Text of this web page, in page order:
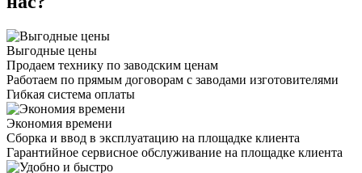
Выгодные цены
Продаем технику по заводским ценам
Работаем по прямым договорам с заводами изготовителями
Гибкая система оплаты
Экономия времени
Сборка и ввод в эксплуатацию на площадке клиента
Гарантийное сервисное обслуживание на площадке клиента